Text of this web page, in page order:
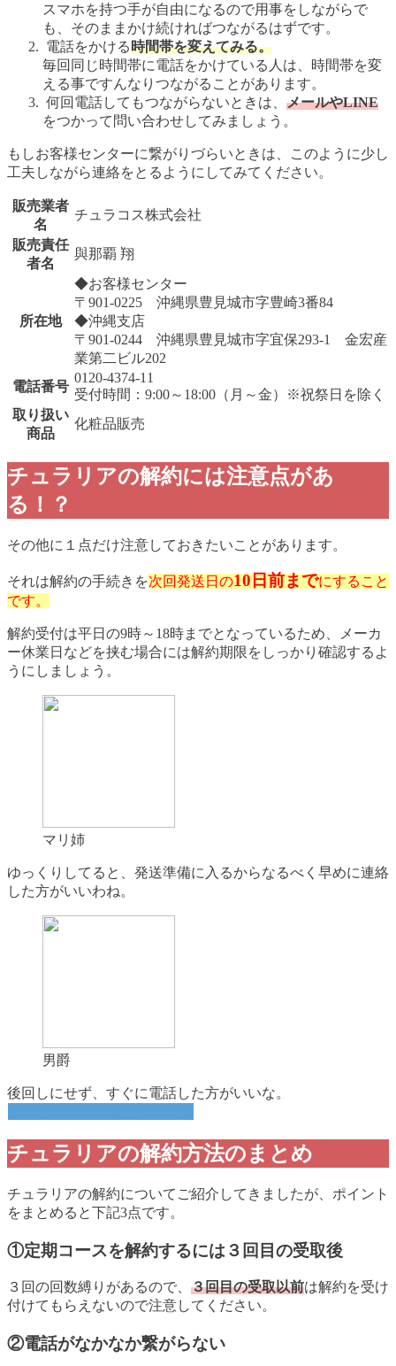
スマホを持つ手が自由になるので用事をしながらで
も、そのままかけ続ければつながるはずです。
電話をかける時間帯を変えてみる。
毎回同じ時間帯に電話をかけている人は、時間帯を変
える事ですんなりつながることがあります。
何回電話してもつながらないときは、 メールやLINE
をつかって問い合わせしてみましょう。
もしお客様センターに繋がりづらいときは、このように少し
工夫しながら連絡をとるようにしてみてください。
販売業者
名
チュラコス株式会社
販売責任
者名
與那覇 翔
所在地
◆お客様センター
〒901-0225 沖縄県豊見城市字豊崎3番84
◆沖縄支店
〒901-0244 沖縄県豊見城市字宜保293-1 金宏産
業第二ビル202
電話番号
0120-4374-11
受付時間：9:00～18:00（月～金）※祝祭日を除く
取り扱い
商品
化粧品販売
チュラリアの解約には注意点があ
る！？
その他に１点だけ注意しておきたいことがあります。
それは解約の手続きを次回発送日の10日前までにすること
です。
解約受付は平日の9時～18時までとなっているため、メーカ
ー休業日などを挟む場合には解約期限をしっかり確認するよ
うにしましょう。
マリ姉
ゆっくりしてると、発送準備に入るからなるべく早めに連絡
した方がいいわね。
男爵
後回しにせず、すぐに電話した方がいいな。
チュラリアの解約方法のまとめ
チュラリアの解約についてご紹介してきましたが、ポイント
をまとめると下記3点です。
①定期コースを解約するには３回目の受取後
３回の回数縛りがあるので、 ３回目の受取以前は解約を受け
付けてもらえないので注意してください。
②電話がなかなか繋がらない